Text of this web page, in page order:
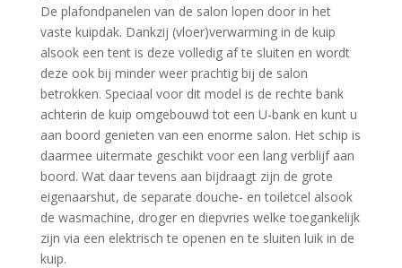
De plafondpanelen van de salon lopen door in het
vaste kuipdak. Dankzij (vloer)verwarming in de kuip
alsook een tent is deze volledig af te sluiten en wordt
deze ook bij minder weer prachtig bij de salon
betrokken. Speciaal voor dit model is de rechte bank
achterin de kuip omgebouwd tot een U-bank en kunt u
aan boord genieten van een enorme salon. Het schip is
daarmee uitermate geschikt voor een lang verblijf aan
boord. Wat daar tevens aan bijdraagt zijn de grote
eigenaarshut, de separate douche- en toiletcel alsook
de wasmachine, droger en diepvries welke toegankelijk
zijn via een elektrisch te openen en te sluiten luik in de
kuip.